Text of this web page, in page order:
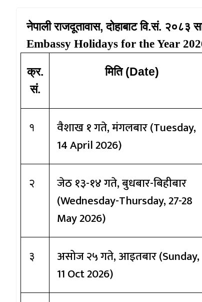
नेपाली राजदूतावास, दोहाबाट वि.सं. २०८३
Embassy Holidays for the Year
क्र.
सं.
मिति(Date)
१ वैशाख १ गते, मंगलबार (Tuesday,
14 April 2026)
२ जेठ १३-१४ गते, बुधबार-बिहीबार
(Wednesday-Thursday,27-28
May 2026)
३ असोज २५ गते, आइतबार (Sunday,
11 Oct 2026)